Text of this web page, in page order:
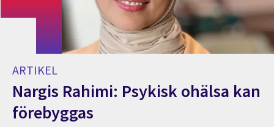
ARTIKEL
Nargis Rahimi: Psykisk ohälsa kan
förebyggas